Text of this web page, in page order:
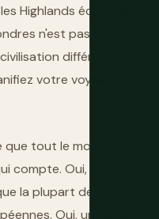
Highlands écossais
n'est pas une
différente
votre voyage par
tout le monde
compte. Oui, le
la plupart des
Oui, une bruine